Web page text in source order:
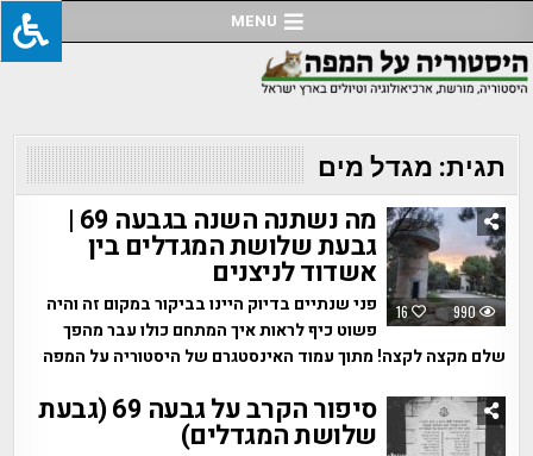
to
content
MENU
תגית: מגדל מים
16 990
מה נשתנה השנה בגבעה 69 |
גבעת שלושת המגדלים בין
אשדוד לניצנים
פני שנתיים בדיוק היינו בביקור במקום זה והיה
פשוט כיף לראות איך המתחם כולו עבר מהפך
שלם מקצה לקצה! מתוך עמוד האינסטגרם של היסטוריה על המפה
סיפור הקרב על גבעה 69 (גבעת
שלושת המגדלים)